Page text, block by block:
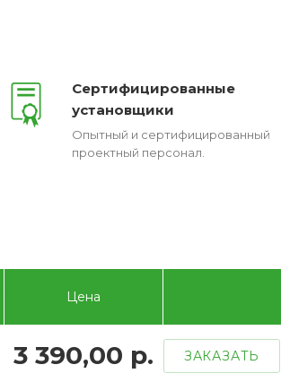
Сертифицированные
установщики
Опытный и сертифицированный
проектный персонал.
Цена
3 390,00 р. ЗАКАЗАТЬ